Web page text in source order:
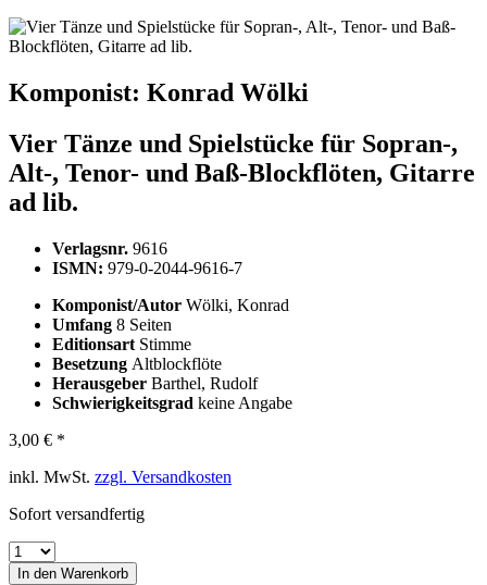
Komponist: Konrad Wölki
Vier Tänze und Spielstücke für Sopran-,
Alt-, Tenor- und Baß-Blockflöten, Gitarre
ad lib.
Verlagsnr. 9616
ISMN: 979-0-2044-9616-7
Komponist/Autor Wölki, Konrad
Umfang 8 Seiten
Editionsart Stimme
Besetzung Altblockflöte
Herausgeber Barthel, Rudolf
Schwierigkeitsgrad keine Angabe
3,00 € *
inkl. MwSt. zzgl. Versandkosten
Sofort versandfertig
In den Warenkorb